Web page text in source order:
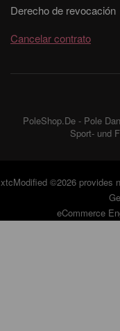
Derecho de revocación
Cancelar contrato
PoleShop.De - Pole
Sport- und
xtcModified©2026 provides
eCommerce